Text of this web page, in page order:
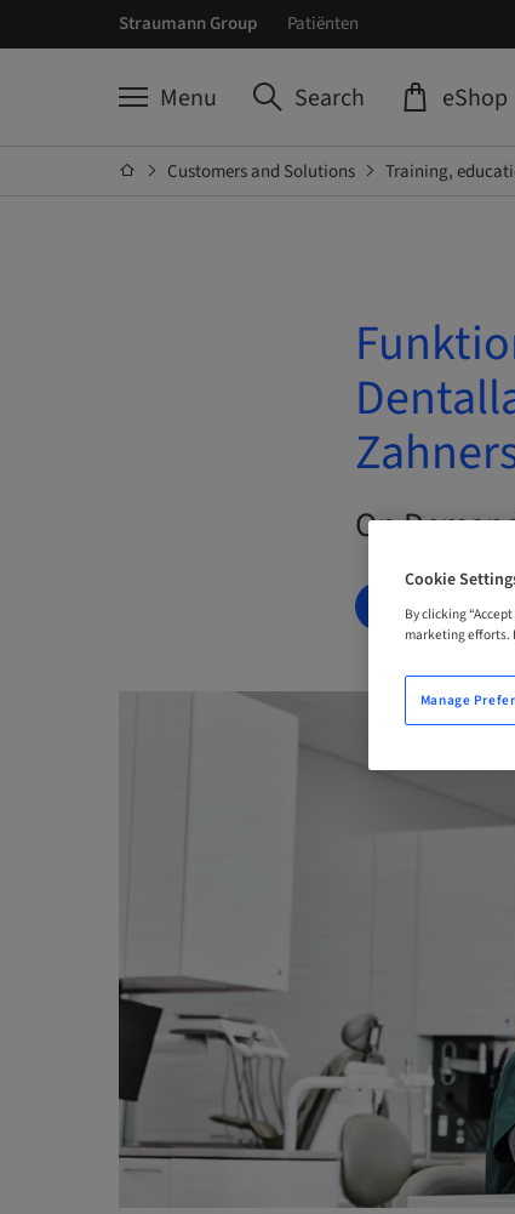
Straumann Group Patiënten
Menu Search eShop
Customers and Solutions Training,
On
BOOK NOW
Cookie
By clicking
marketing efforts.
Manage